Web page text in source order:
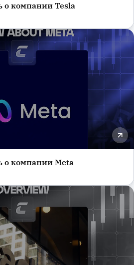
о компании Tesla
о компании Meta